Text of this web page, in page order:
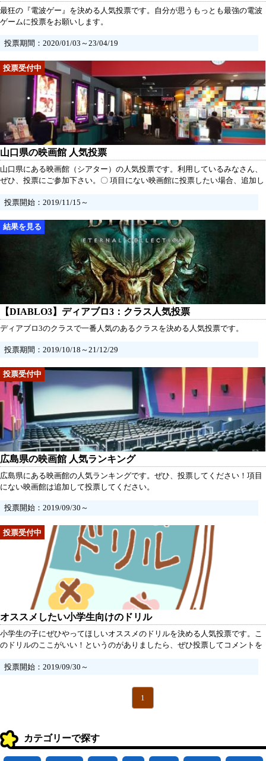
最狂の『電波ゲー』を決める人気投票です。自分が思うもっとも最強の電波
ゲームに投票をお願いします。
投票期間：2020/01/03～23/04/19
山口県の映画館 人気投票
山口県にある映画館（シアター）の人気投票です。利用しているみなさん、
ぜひ、投票にご参加下さい。〇 項目にない映画館に投票したい場合、追加し
投票開始：2019/11/15～
【DIABLO3】ディアブロ3：クラス人気投票
ディアブロ3のクラスで一番人気のあるクラスを決める人気投票です。
投票期間：2019/10/18～21/12/29
広島県の映画館 人気ランキング
広島県にある映画館の人気ランキングです。ぜひ、投票してください！項目
にない映画館は追加して投票してください。
投票開始：2019/09/30～
オススメしたい小学生向けのドリル
小学生の子にぜひやってほしいオススメのドリルを決める人気投票です。こ
のドリルのここがいい！というのがありましたら、ぜひ投票してコメントを
投票開始：2019/09/30～
1
カテゴリーで探す